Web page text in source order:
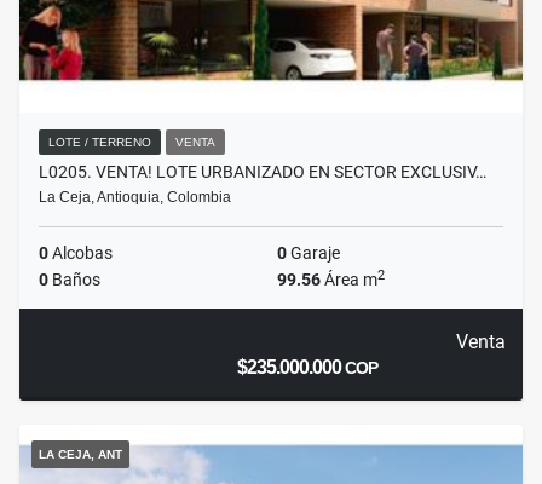
LOTE / TERRENO VENTA
L0205. VENTA! LOTE URBANIZADO EN SECTOR EXCLUSIV…
La Ceja, Antioquia, Colombia
0Alcobas 0Garaje
0 Baños 99.56Área m2
Venta
$235.000.000COP
LA CEJA, ANT